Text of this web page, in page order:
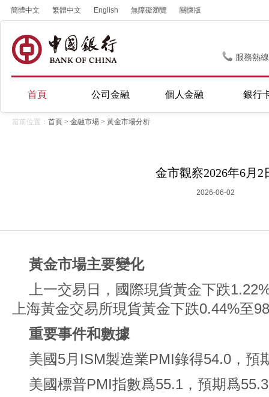
簡體中文 繁體中文 English 無障礙瀏覽 關懷版
服務熱
首頁 公司金融 個人金融 銀行
當前位置： 首頁 > 金融市場 > 黃金市場分析
金市觀察2026年6月2
2026-06-02
黃金市場主要變化
上一交易日，國際現貨黃金下跌
上海黃金交易所現貨黃金下跌0.44%至
重要事件和數據
美國5月ISM製造業PMI錄得54.0，預
美國標普PMI指數爲55.1，預期爲